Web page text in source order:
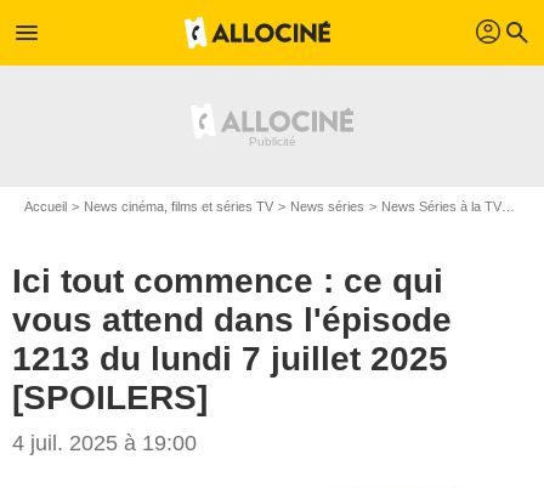
menu profil search
Accueil News cinéma, films et séries TV News séries News Séries à la TV
Ici tout commence : ce qui
vous attend dans l'épisode
1213 du lundi 7 juillet 2025
[SPOILERS]
4 juil. 2025 à 19:00